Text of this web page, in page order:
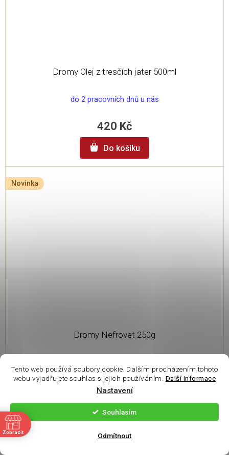
Tento web používá soubory cookie. Dalším procházením tohoto
webu vyjadřujete souhlas s jejich používáním. Další informace
Nastavení
Odmítnout
Souhlasím
Dromy Olej z tresčích jater 500ml
do 2 pracovních dnů u nás
420 Kč
Do košíku
Novinka
Dromy Nefrovet 250g
390 Kč
Do košíku
Zobrazit